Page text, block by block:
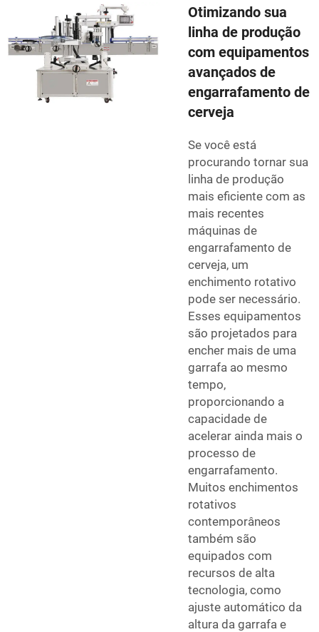
Otimizando sua
linha de produção
com equipamentos
avançados de
engarrafamento de
cerveja
Se você está
procurando tornar sua
linha de produção
mais eficiente com as
mais recentes
máquinas de
engarrafamento de
cerveja, um
enchimento rotativo
pode ser necessário.
Esses equipamentos
são projetados para
encher mais de uma
garrafa ao mesmo
tempo,
proporcionando a
capacidade de
acelerar ainda mais o
processo de
engarrafamento.
Muitos enchimentos
rotativos
contemporâneos
também são
equipados com
recursos de alta
tecnologia, como
ajuste automático da
altura da garrafa e